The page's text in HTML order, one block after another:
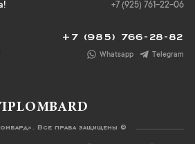
+7 (925) 761-22-06
+7 (985) 766-28-82
Whatsapp Telegram
Все права защищены ©